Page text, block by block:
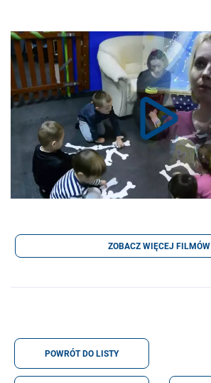
ZOBACZ WIĘCEJ FILMÓW
POWRÓT DO LISTY